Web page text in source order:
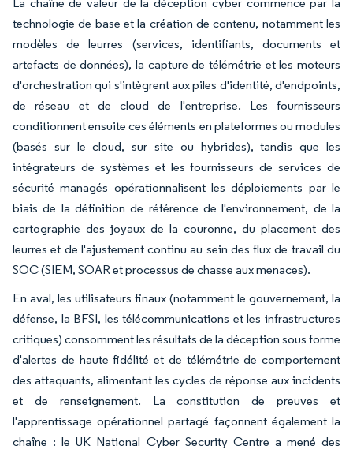
technologie de base et la création de contenu, notamment les
modèles de leurres (services, identifiants, documents et
artefacts de données), la capture de télémétrie et les moteurs
d'orchestration qui s'intègrent aux piles d'identité, d'endpoints,
de réseau et de cloud de l'entreprise. Les fournisseurs
conditionnent ensuite ces éléments en plateformes ou modules
(basés sur le cloud, sur site ou hybrides), tandis que les
intégrateurs de systèmes et les fournisseurs de services de
sécurité managés opérationnalisent les déploiements par le
biais de la définition de référence de l'environnement, de la
cartographie des joyaux de la couronne, du placement des
leurres et de l'ajustement continu au sein des flux de travail du
SOC (SIEM, SOAR et processus de chasse aux menaces).
En aval, les utilisateurs finaux (notamment le gouvernement, la
défense, la BFSI, les télécommunications et les infrastructures
critiques) consomment les résultats de la déception sous forme
d'alertes de haute fidélité et de télémétrie de comportement
des attaquants, alimentant les cycles de réponse aux incidents
et de renseignement. La constitution de preuves et
l'apprentissage opérationnel partagé façonnent également la
chaîne : le UK National Cyber Security Centre a mené des